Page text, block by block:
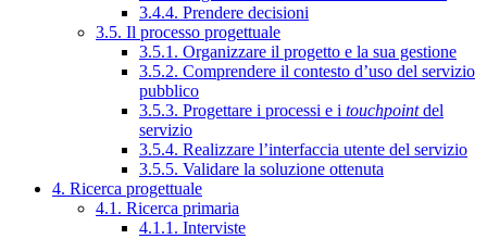
3.4.4. Prendere decisioni
3.5. Il processo progettuale
3.5.1. Organizzare il progetto e la sua gestione
3.5.2. Comprendere il contesto d’uso del servizio
pubblico
3.5.3. Progettare i processi e i touchpointdel
servizio
3.5.4. Realizzare l’interfaccia utente del servizio
3.5.5. Validare la soluzione ottenuta
4. Ricerca progettuale
4.1. Ricerca primaria
4.1.1. Interviste